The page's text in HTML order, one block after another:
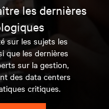
les dernières
sur les sujets les
que les dernières
sur la gestion,
des data centers
critiques.